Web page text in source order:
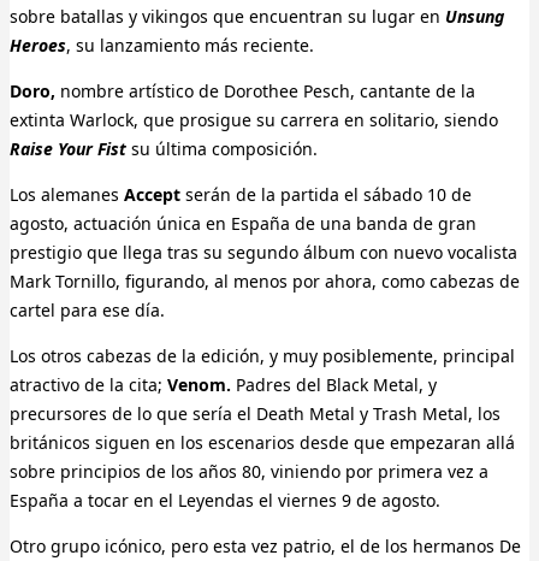
sobre batallas y vikingos que encuentran su lugar en Unsung
Heroes, su lanzamiento más reciente.
Doro, nombre artístico de Dorothee Pesch, cantante de la
extinta Warlock, que prosigue su carrera en solitario, siendo
Raise Your Fist su última composición.
Los alemanes Accept serán de la partida el sábado 10 de
agosto, actuación única en España de una banda de gran
prestigio que llega tras su segundo álbum con nuevo vocalista
Mark Tornillo, figurando, al menos por ahora, como cabezas de
cartel para ese día.
Los otros cabezas de la edición, y muy posiblemente, principal
atractivo de la cita; Venom. Padres del Black Metal, y
precursores de lo que sería el Death Metal y Trash Metal, los
británicos siguen en los escenarios desde que empezaran allá
sobre principios de los años 80, viniendo por primera vez a
España a tocar en el Leyendas el viernes 9 de agosto.
Otro grupo icónico, pero esta vez patrio, el de los hermanos De